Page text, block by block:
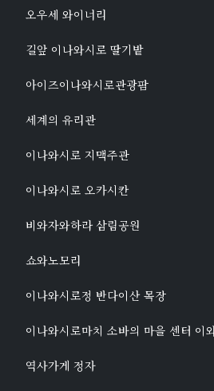
오우세 와이너리
길앞 이나와시로 딸기밭
아이즈이나와시로관광팜
세계의 유리관
이나와시로 지맥주관
이나와시로 오카시칸
비와자와하라 삼림공원
쇼와노모리
이나와시로정 반다이산 목장
이나와시로마치 소바의 마을 센터 이
역사가게 정자